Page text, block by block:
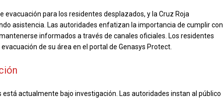
evacuación para los residentes desplazados, y la Cruz Roja
asistencia. Las autoridades enfatizan la importancia de cumplir con
informados a través de canales oficiales. Los residentes
de su área en el portal de Genasys Protect.
está actualmente bajo investigación. Las autoridades instan al público